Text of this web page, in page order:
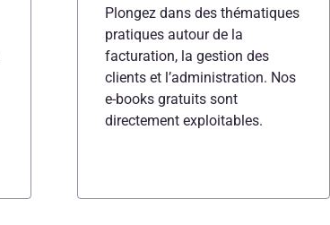
Plongez dans des thématiques
pratiques autour de la
facturation, la gestion des
clients et l’administration. Nos
e-books gratuits sont
directement exploitables.